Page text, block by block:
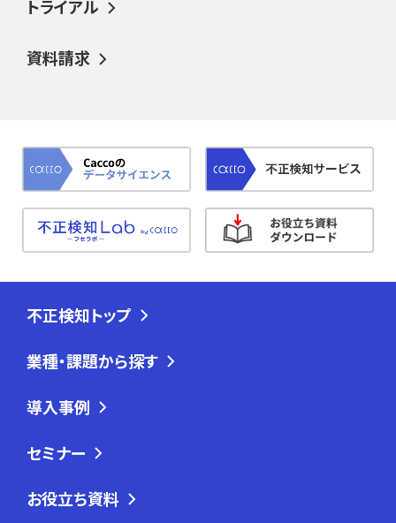
トライアル
資料請求
不正検知トップ
業種・課題から探す
導入事例
セミナー
お役立ち資料